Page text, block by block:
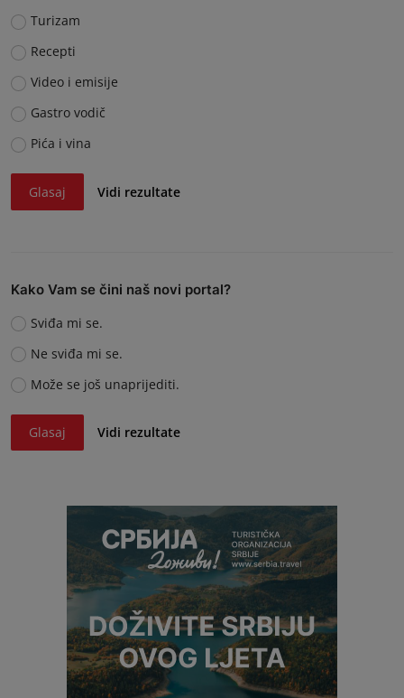
Turizam
Recepti
Video i emisije
Gastro vodič
Pića i vina
Glasaj Vidi rezultate
Kako Vam se čini naš novi portal?
Sviđa mi se.
Ne sviđa mi se.
Može se još unaprijediti.
Glasaj Vidi rezultate